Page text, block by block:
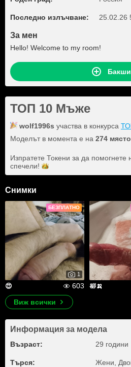
Последно излъчване: 25.02.26
За мен
Hello! Welcome to my room!
ТОП 10 Мъже
wolf1996s участва в конкурса
Моделът в момента е на 274 място
Изпратете Токени за да помогнете
спечели!
Снимки
БЕЗПЛАТНО
1
😍 603 🛀🍌
Виж всички
Информация за модела
Възраст: 29 години
Търся: Жени,